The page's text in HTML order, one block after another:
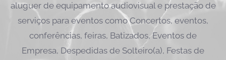
aluguer de equipamento audiovisual e prestação de
serviços para eventos como Concertos, eventos,
conferências, feiras, Batizados, Eventos de
Empresa, Despedidas de Solteiro(a), Festas de